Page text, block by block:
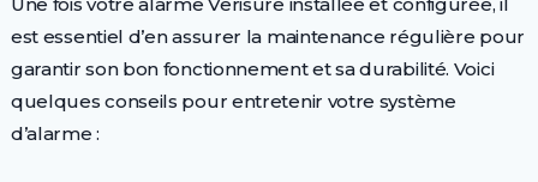
est essentiel d’en assurer la maintenance régulière pour
garantir son bon fonctionnement et sa durabilité. Voici
quelques conseils pour entretenir votre système
d’alarme :